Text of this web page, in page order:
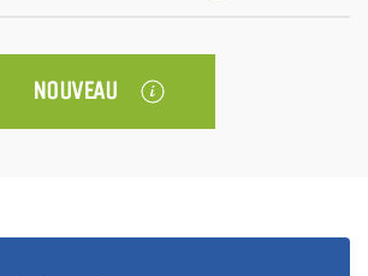
NOUVEAU